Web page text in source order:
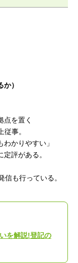
）
点を置く
事。
かりやすい」
評がある。
も行っている。
を解説!登記の